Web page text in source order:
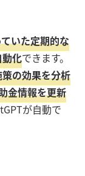
いた定期的な
化できます。
の効果を分析
金情報を更新
が自動で